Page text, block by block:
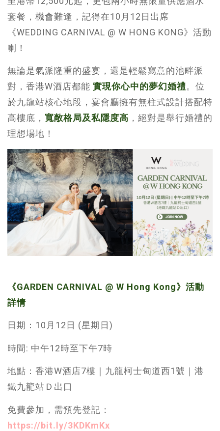
套餐，機會難逢，記得在10月12日出席
《WEDDING CARNIVAL @ W HONG KONG》活動
喇！
無論是氣派隆重的盛宴，還是輕鬆寫意的池畔派
對，香港W酒店都能 實現你心中的夢幻婚禮。位
於九龍站核心地段，宴會廳擁有無柱式設計搭配特
高樓底， 寬敞格局及私隱度高 ，絕對是舉行婚禮的
理想場地！
《GARDEN CARNIVAL @ W Hong Kong》活動
詳情
日期：10月12日 (星期日)
時間: 中午12時至下午7時
地點：香港W酒店7樓｜九龍柯士甸道西1號｜港
鐵九龍站Ｄ出口
免費參加，需預先登記：
https://bit.ly/3KDKmKx